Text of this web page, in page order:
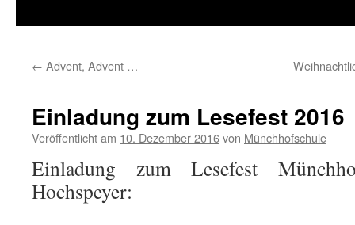
← Advent, Advent …
Einladung zum Lesefest 2016
Veröffentlicht am 10. Dezember 2016von Münchhofschule
Einladung zum Lesefest
Hochspeyer: